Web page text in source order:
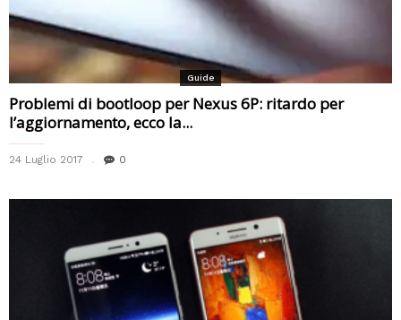
Guide
Problemi di bootloop per Nexus 6P: ritardo per
l’aggiornamento, ecco la...
24 Luglio 2017 0